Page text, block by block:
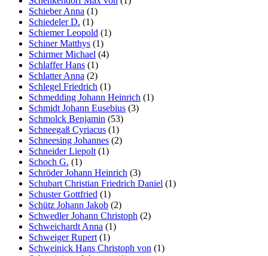
Schieber Anna (1)
Schiedeler D. (1)
Schiemer Leopold (1)
Schiner Matthys (1)
Schirmer Michael (4)
Schlaffer Hans (1)
Schlatter Anna (2)
Schlegel Friedrich (1)
Schmedding Johann Heinrich (1)
Schmidt Johann Eusebius (3)
Schmolck Benjamin (53)
Schneegaß Cyriacus (1)
Schneesing Johannes (2)
Schneider Liepolt (1)
Schoch G. (1)
Schröder Johann Heinrich (3)
Schubart Christian Friedrich Daniel (1)
Schuster Gottfried (1)
Schütz Johann Jakob (2)
Schwedler Johann Christoph (2)
Schweichardt Anna (1)
Schweiger Rupert (1)
Schweinick Hans Christoph von (1)